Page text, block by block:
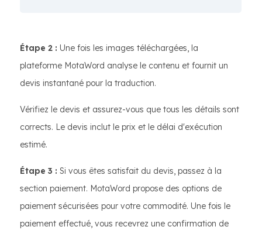
Étape 2 : Une fois les images téléchargées, la
plateforme MotaWord analyse le contenu et fournit un
devis instantané pour la traduction.
Vérifiez le devis et assurez-vous que tous les détails sont
corrects. Le devis inclut le prix et le délai d'exécution
estimé.
Étape 3 : Si vous êtes satisfait du devis, passez à la
section paiement. MotaWord propose des options de
paiement sécurisées pour votre commodité. Une fois le
paiement effectué, vous recevrez une confirmation de